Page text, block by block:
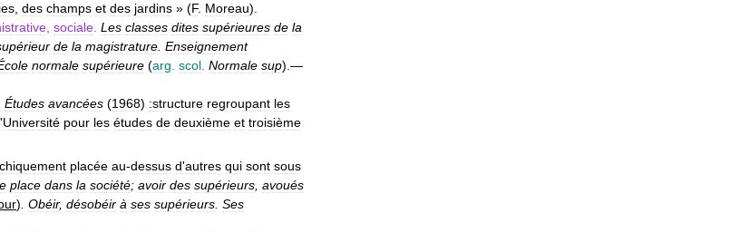
des champs et des jardins » (F. Moreau).
sociale Les classes dites supérieures de la
de la magistrature Enseignement
normale supérieure (arg scol Normale sup). —
Études avancées (1968) :structure regroupant les
'Université pour les études de deuxième et troisième
placée au-dessus d'autres qui sont sous
place dans la société; avoir des supérieurs avoués
) Obéir, désobéir à ses supérieurs Ses